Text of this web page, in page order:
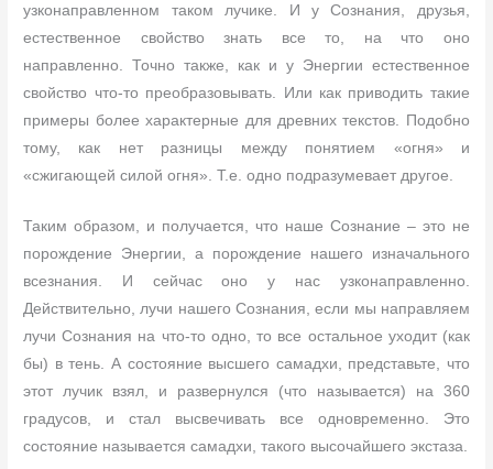
узконаправленном таком лучике. И у Сознания, друзья,
естественное свойство знать все то, на что оно
направленно. Точно также, как и у Энергии естественное
свойство что-то преобразовывать. Или как приводить такие
примеры более характерные для древних текстов. Подобно
тому, как нет разницы между понятием «огня» и
«сжигающей силой огня». Т.е. одно подразумевает другое.
Таким образом, и получается, что наше Сознание – это не
порождение Энергии, а порождение нашего изначального
всезнания. И сейчас оно у нас узконаправленно.
Действительно, лучи нашего Сознания, если мы направляем
лучи Сознания на что-то одно, то все остальное уходит (как
бы) в тень. А состояние высшего самадхи, представьте, что
этот лучик взял, и развернулся (что называется) на 360
градусов, и стал высвечивать все одновременно. Это
состояние называется самадхи, такого высочайшего экстаза.